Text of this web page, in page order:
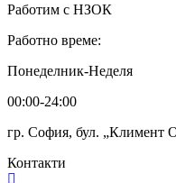
Работим с НЗОК
Работно време:
Понеделник-Неделя
00:00-24:00
гр. София, бул. „Климент
Контакти